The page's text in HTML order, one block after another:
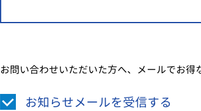
お問い合わせいただいた方へ、メールでお
お知らせメールを受信する